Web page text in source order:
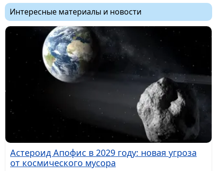
Интересные материалы и новости
Астероид Апофис в 2029 году: новая угроза
от космического мусора